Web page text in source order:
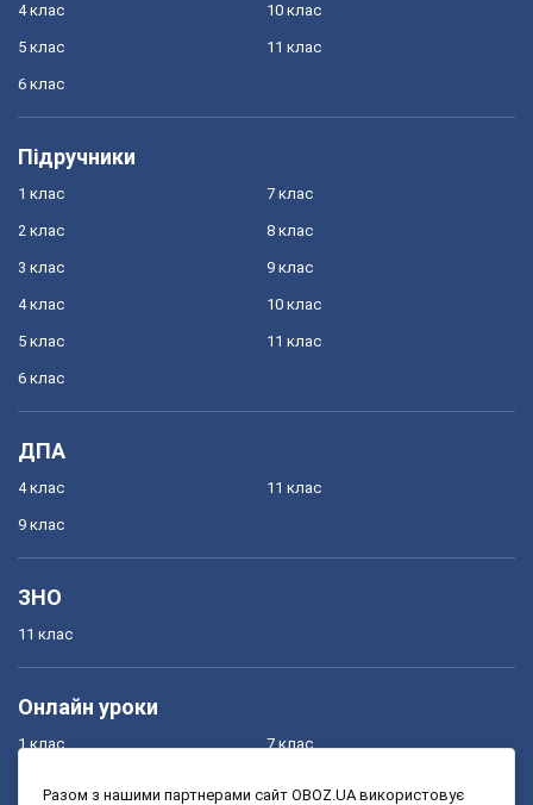
4 клас
5 клас
6 клас
10 клас
11 клас
Підручники
1 клас
2 клас
3 клас
4 клас
5 клас
6 клас
7 клас
8 клас
9 клас
10 клас
11 клас
ДПА
4 клас
9 клас
11 клас
ЗНО
11 клас
Онлайн уроки
1 клас 7 клас
Разом з нашими партнерами сайт OBOZ.UA використовує